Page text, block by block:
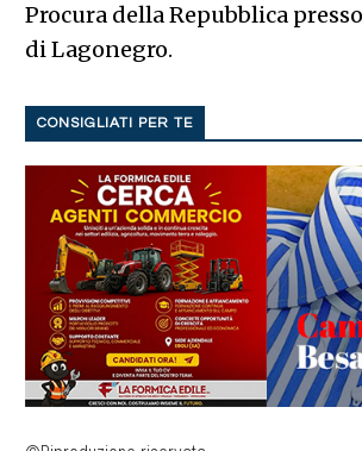
Procura della Repubblica
di Lagonegro.
CONSIGLIATI PER TE